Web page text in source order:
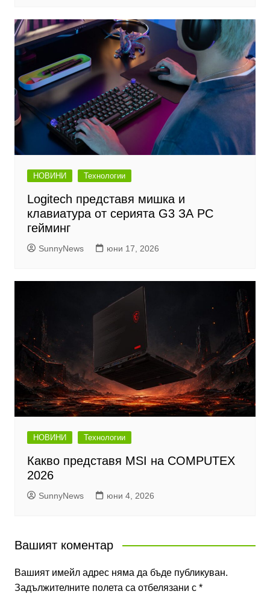
НОВИНИ Технологии
Logitech представя мишка и
клавиатура от серията G3 ЗА PC
гейминг
SunnyNews юни 17, 2026
НОВИНИ Технологии
Какво представя MSI на COMPUTEX
2026
SunnyNews юни 4, 2026
Вашият коментар
Вашият имейл адрес няма да бъде публикуван.
Задължителните полета са отбелязани с *